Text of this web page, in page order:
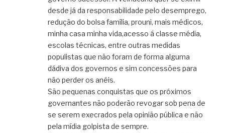
desde já da responsabilidade pelo desemprego,
redução do bolsa família, prouni, mais médicos,
minha casa minha vida,acesso á classe média,
escolas técnicas, entre outras medidas
populistas que não foram de forma alguma
dádiva dos governos e sim concessões para
não perder os anéis.
São pequenas conquistas que os próximos
governantes não poderão revogar sob pena de
se serem execrados pela opinião pública e não
pela mídia golpista de sempre.